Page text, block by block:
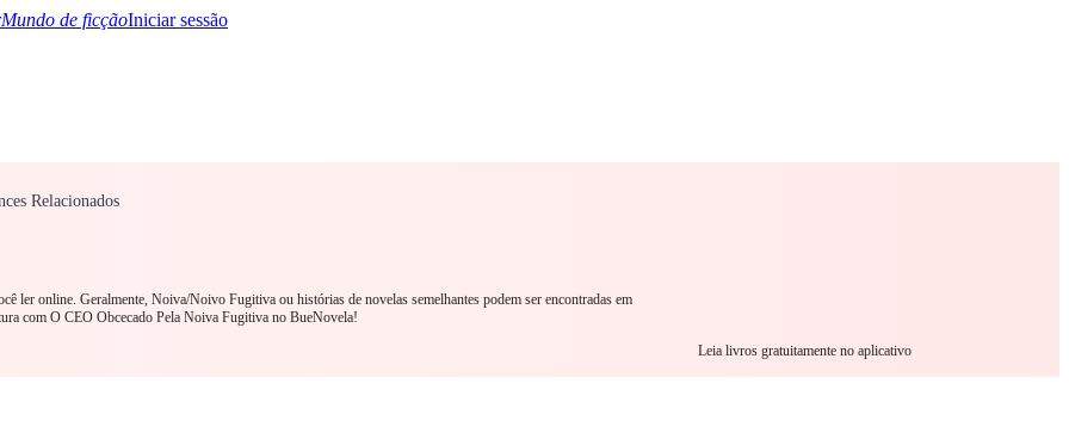
Mundo de ficçãoIniciar sessão
Relacionados
ler online. Geralmente, Noiva/Noivo Fugitiva ou histórias de novelas semelhantes podem ser encontradas em
com O CEO Obcecado Pela Noiva Fugitiva no BueNovela!
Leia livros gratuitamente no aplicativo